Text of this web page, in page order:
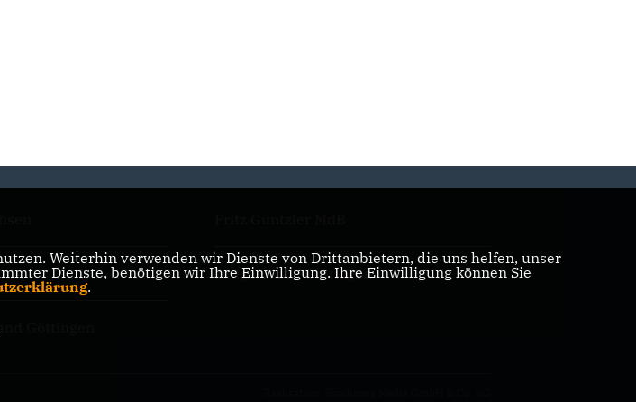
Göttingen
Junge Union Göttingen
Weiterhin verwenden wir Dienste von Drittanbietern, die uns helfen, unser
Dienste, benötigen wir Ihre Einwilligung. Ihre Einwilligung können Sie
.